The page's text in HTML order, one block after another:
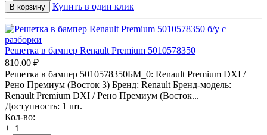
В корзину Купить в один клик
Решетка в бампер Renault Premium 5010578350
810.00 ₽
Решетка в бампер 5010578350БМ_0: Renault Premium DXI /
Рено Премиум (Восток 3) Бренд: Renault Бренд-модель:
Renault Premium DXI / Рено Премиум (Восток...
Доступность: 1 шт.
Кол-во:
+
−